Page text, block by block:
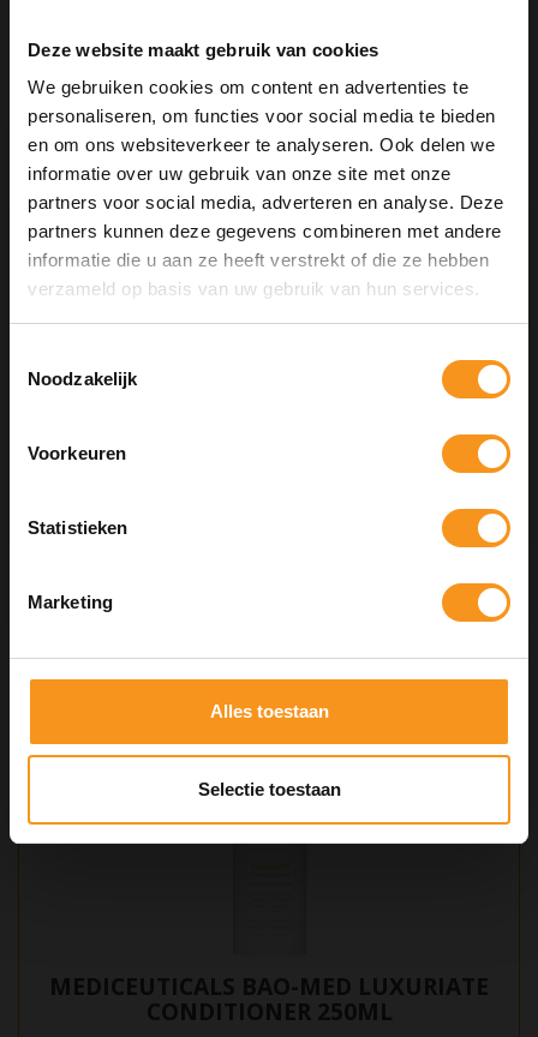
Deze website maakt gebruik van cookies
We gebruiken cookies om content en advertenties te
personaliseren, om functies voor social media te bieden
en om ons websiteverkeer te analyseren. Ook delen we
informatie over uw gebruik van onze site met onze
partners voor social media, adverteren en analyse. Deze
partners kunnen deze gegevens combineren met andere
informatie die u aan ze heeft verstrekt of die ze hebben
verzameld op basis van uw gebruik van hun services.
Noodzakelijk
Voorkeuren
Statistieken
Marketing
Alles toestaan
Selectie toestaan
MEDICEUTICALS BAO-MED LUXURIATE
€35,95
MEDICEUTICALS BAO-MED LUXURIATE
CONDITIONER 250ML
10% Summer Time Korting
Geniet van de zomer met10% Summer TIme Kortingop
Kortingscode is geldig tot en met zondag 9 augustus 2026.
Kortingscode is niet te combineren met andere kortingscodes.